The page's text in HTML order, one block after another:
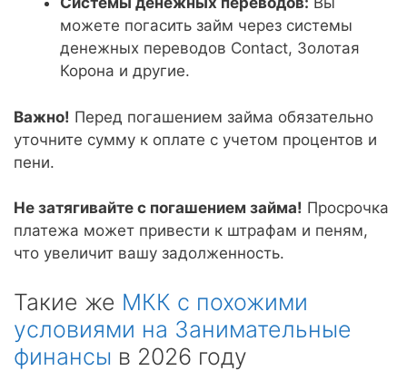
можете погасить займ через системы
денежных переводов Contact, Золотая
Корона и другие.
Важно! Перед погашением займа обязательно
уточните сумму к оплате с учетом процентов и
пени.
Не затягивайте с погашением займа! Просрочка
платежа может привести к штрафам и пеням,
что увеличит вашу задолженность.
Такие же МКК с похожими
условиями на Занимательные
финансы в 2026 году